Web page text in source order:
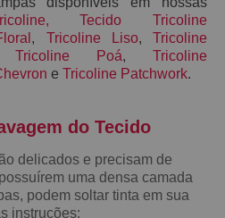
,
Tecido Tricoline
, Tricoline Liso,Tricoline
Tricoline Poá, Tricoline
e Tricoline Patchwork.
do Tecido
delicados e precisam de
uma densa camada
podem soltar tinta em sua
instruções: